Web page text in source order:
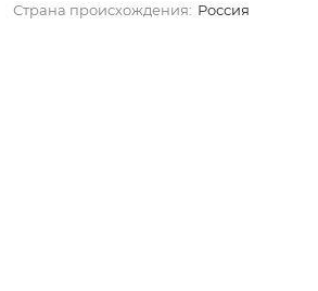
Страна происхождения: Россия